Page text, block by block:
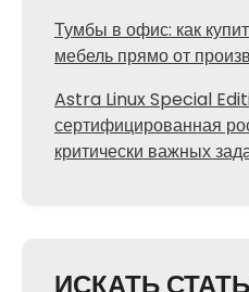
Тумбы в офис: как
мебель прямо от
Astra Linux Special
сертифицированная
критически важных